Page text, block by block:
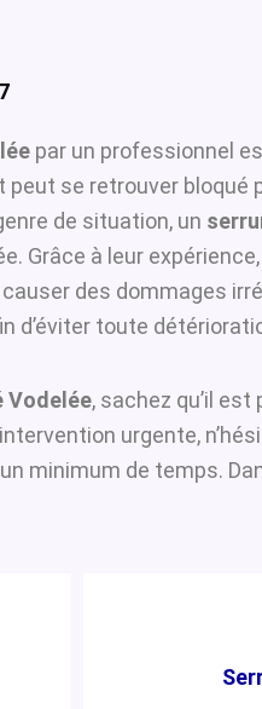
par un professionnel
se retrouver
de situation, un
Grâce à leur
des dommages
d’éviter toute
, sachez qu’il
urgente,
minimum de temps.